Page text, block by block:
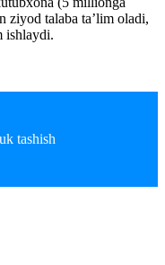
ziyod talaba taʼlim oladi,
ishlaydi.
tashish